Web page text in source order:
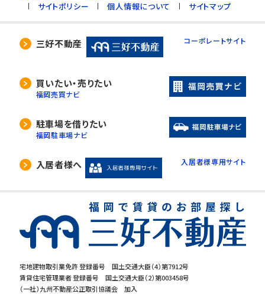
宅地建物取引業免許 登録番号 国土交通大臣（4）第7912号
賃貸住宅管理業者 登録番号 国土交通大臣（2）第003458号
（一社）九州不動産公正取引協議会 加入
サイトポリシー
個人情報について サイトマップ
三好不動産 コーポレートサイト
買いたい・売りたい
福岡売買ナビ
駐車場を借りたい
福岡駐車場ナビ
入居者様へ 入居者様専用サイト